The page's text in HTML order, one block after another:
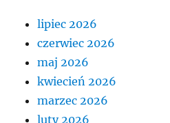
lipiec 2026
czerwiec 2026
maj 2026
kwiecień 2026
marzec 2026
luty 2026